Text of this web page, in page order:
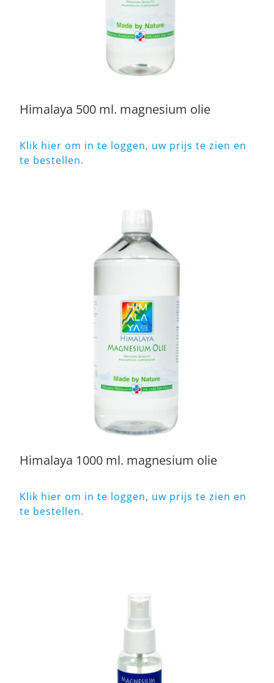
Himalaya 500 ml. magnesium olie
Klik hier om in te loggen, uw prijs te zien en
te bestellen.
Himalaya 1000 ml. magnesium olie
Klik hier om in te loggen, uw prijs te zien en
te bestellen.